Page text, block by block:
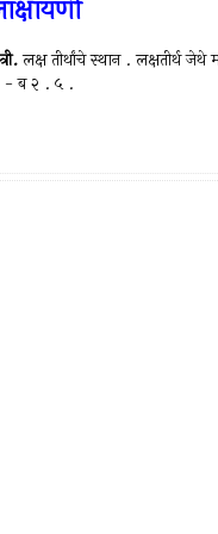
लक्ष तीर्थांचे स्थान . लक्षतीर्थ जेथे
- ब २ . ५ .